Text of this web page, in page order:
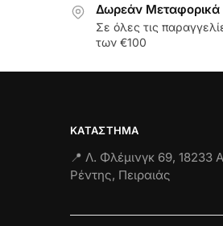
Δωρεάν Μεταφορικά
Σε όλες τις
των €100
ΚΑΤΆΣΤΗΜΑ
📍 Λ. Φλέμινγκ 69, 18233
Ρέντης, Πειραιάς